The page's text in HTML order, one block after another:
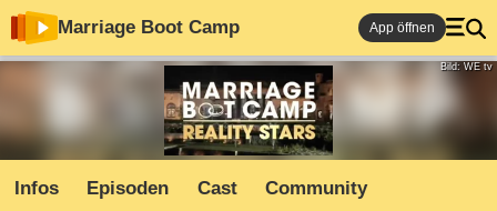
Marriage Boot Camp App öffnen
Bild: WE tv
Infos Episoden Cast Community